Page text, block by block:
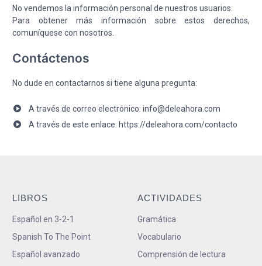
No vendemos la información personal de nuestros usuarios.
Para obtener más información sobre estos derechos,
comuníquese con nosotros.
Contáctenos
No dude en contactarnos si tiene alguna pregunta:
A través de correo electrónico: info@deleahora.com
A través de este enlace: https://deleahora.com/contacto
LIBROS
Español en 3-2-1
Spanish To The Point
Español avanzado
ACTIVIDADES
Gramática
Vocabulario
Comprensión de lectura